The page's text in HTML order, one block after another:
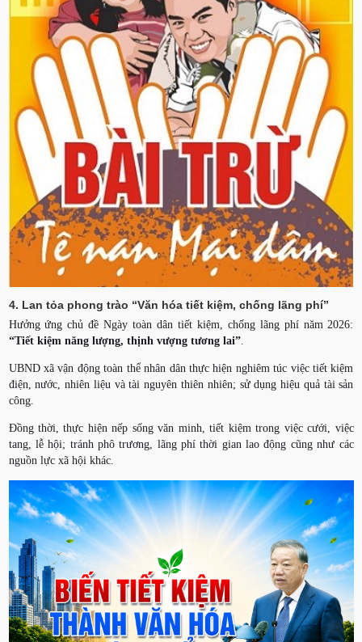
4. Lan tỏa phong trào “Văn hóa tiết kiệm, chống lãng phí”
Hưởng ứng chủ đề Ngày toàn dân tiết kiệm, chống lãng phí năm 2026:
“Tiết kiệm năng lượng, thịnh vượng tương lai”.
UBND xã vận động toàn thể nhân dân thực hiện nghiêm túc việc tiết kiệm
điện, nước, nhiên liệu và tài nguyên thiên nhiên; sử dụng hiệu quả tài sản
công.
Đồng thời, thực hiện nếp sống văn minh, tiết kiệm trong việc cưới, việc
tang, lễ hội; tránh phô trương, lãng phí thời gian lao động cũng như các
nguồn lực xã hội khác.